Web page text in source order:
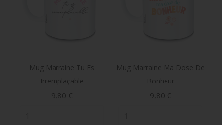
Mug Marraine Tu Es
Irremplaçable
Prix
9,80 €
Mug Marraine Ma Dose De
Bonheur
Prix
9,80 €